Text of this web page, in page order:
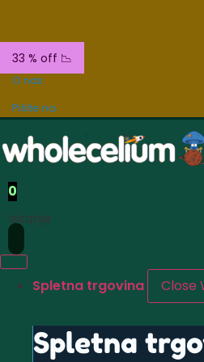
33 % off 📉
O nas
Pišite na
0
Iskanje
Spletna trgovina Close
Spletna